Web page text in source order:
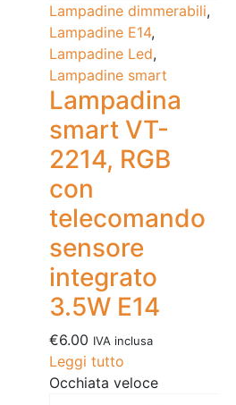
Lampadine dimmerabili,
Lampadine E14,
Lampadine Led,
Lampadine smart
Lampadina
smart VT-
2214, RGB
con
telecomando
sensore
integrato
3.5W E14
€6.00 IVA inclusa
Leggi tutto
Occhiata veloce